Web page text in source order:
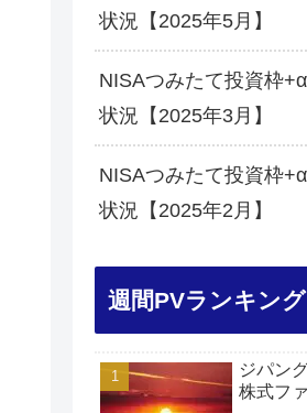
状況【2025年5月】
NISAつみたて投資枠
状況【2025年3月】
NISAつみたて投資枠
状況【2025年2月】
週間PVランキング
ジパン
株式フ